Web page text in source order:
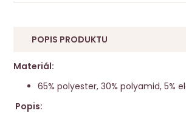
POPIS PRODUKTU
Materiál:
65% polyester, 30% polyamid, 5%
Popis: